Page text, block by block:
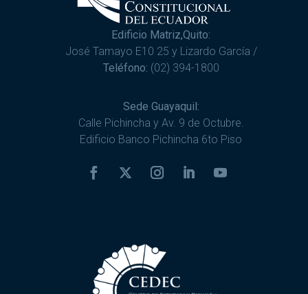
Edificio Matriz,Quito:
José Tamayo E10 25 y Lizardo García /
Teléfono: (02) 394-1800
Sede Guayaquil:
Calle Pichincha y Av. 9 de Octubre.
Edificio Banco Pichincha 6to Piso